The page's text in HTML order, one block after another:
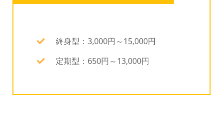
終身型：3,000円～15,000円
定期型：650円～13,000円